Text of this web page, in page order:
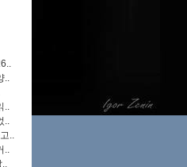
..
..
..
..
..
..